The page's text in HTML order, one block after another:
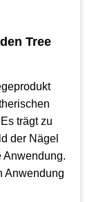
Tree
trägt zu
der Nägel
Anwendung.
Anwendung